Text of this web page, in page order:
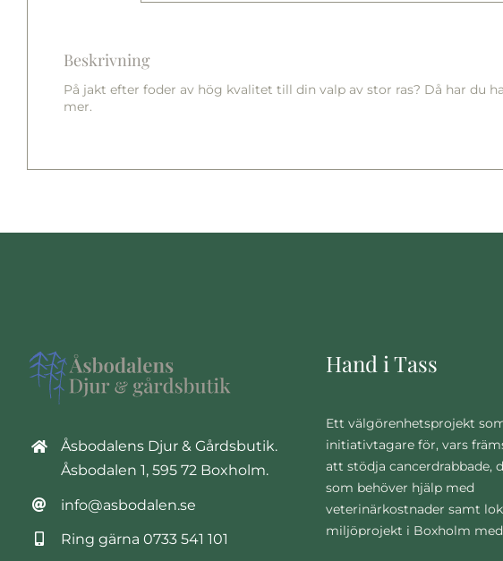
Beskrivning
På jakt efter foder av hög kvalitet till din valp av stor ras? Då har du
mer.
Åsbodalens Djur & Gårdsbutik.
Åsbodalen 1, 595 72 Boxholm.
info@asbodalen.se
Ring gärna 0733 541 101
Hand i Tass
Ett välgörenhetsprojekt
initiativtagare för, vars
att stödja cancerdrabbade,
som behöver hjälp med
veterinärkostnader samt
miljöprojekt i Boxholm